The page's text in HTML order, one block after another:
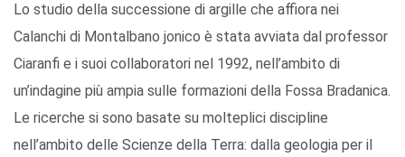
Lo studio della successione di argille che affiora nei
Calanchi di Montalbano jonico è stata avviata dal professor
Ciaranfi e i suoi collaboratori nel 1992, nell’ambito di
un’indagine più ampia sulle formazioni della Fossa Bradanica.
Le ricerche si sono basate su molteplici discipline
nell’ambito delle Scienze della Terra: dalla geologia per il